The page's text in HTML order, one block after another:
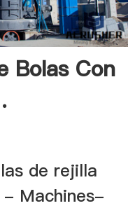
Bolas Con
de rejilla
- Machines-